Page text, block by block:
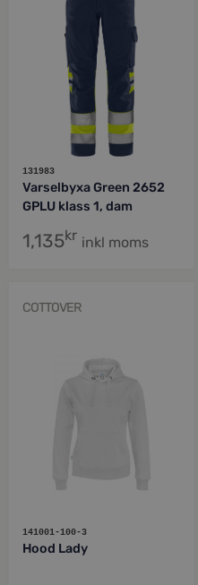
131983
Varselbyxa Green 2652
GPLU klass 1, dam
1,135kr inkl moms
COTTOVER
141001-100-3
Hood Lady